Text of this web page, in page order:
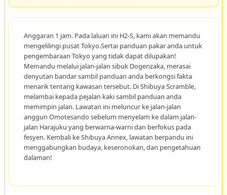
Anggaran 1 jam. Pada laluan ini H2-S, kami akan memandu
mengelilingi pusat Tokyo.Sertai panduan pakar anda untuk
pengembaraan Tokyo yang tidak dapat dilupakan!
Memandu melalui jalan-jalan sibuk Dogenzaka, merasai
denyutan bandar sambil panduan anda berkongsi fakta
menarik tentang kawasan tersebut. Di Shibuya Scramble,
melambai kepada pejalan kaki sambil panduan anda
memimpin jalan. Lawatan ini meluncur ke jalan-jalan
anggun Omotesando sebelum menyelam ke dalam jalan-
jalan Harajuku yang berwarna-warni dan berfokus pada
fesyen. Kembali ke Shibuya Annex, lawatan berpandu ini
menggabungkan budaya, keseronokan, dan pengetahuan
dalaman!